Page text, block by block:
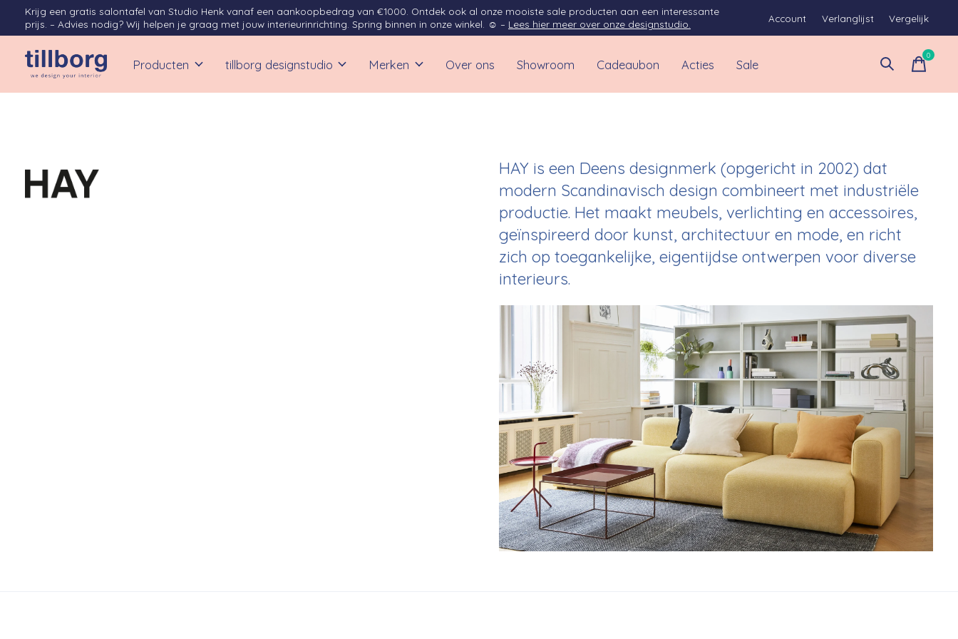
Krijg een gratis salontafel van Studio Henk vanaf een aankoopbedrag van €1000. Ontdek ook al onze mooiste sale producten aan een interessante
prijs. – Advies nodig? Wij helpen je graag met jouw interieurinrichting. Spring binnen in onze winkel. ☺ – Lees hier meer over onze designstudio. Account Verlanglijst Vergelijk
Producten tillborg designstudio Merken Over ons Showroom Cadeaubon Acties Sale
0items
HAY
HAY is een Deens designmerk (opgericht in 2002) dat
modern Scandinavisch design combineert met industriële
productie. Het maakt meubels, verlichting en accessoires,
geïnspireerd door kunst, architectuur en mode, en richt
zich op toegankelijke, eigentijdse ontwerpen voor diverse
interieurs.